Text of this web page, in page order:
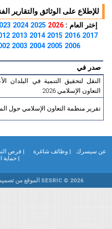
للإطلاع على الوثائق والتقارير الفنية
إختر العام :2026
2025
2024
2023
2017
2016
2015
2014
2013
2012
2006
2005
2004
2003
2002
صدر في
النقل لتحقيق التنمية في البلدان
التعاون الإسلامي 2026
تقرير منظمة التعاون الإسلامي حول المرأة
سيسرك | وظائف شاغرة | فرص
| حماية
SESRIC © 2026 الموقع من تصميم دائرة تقنية المعلومات لسيسرك